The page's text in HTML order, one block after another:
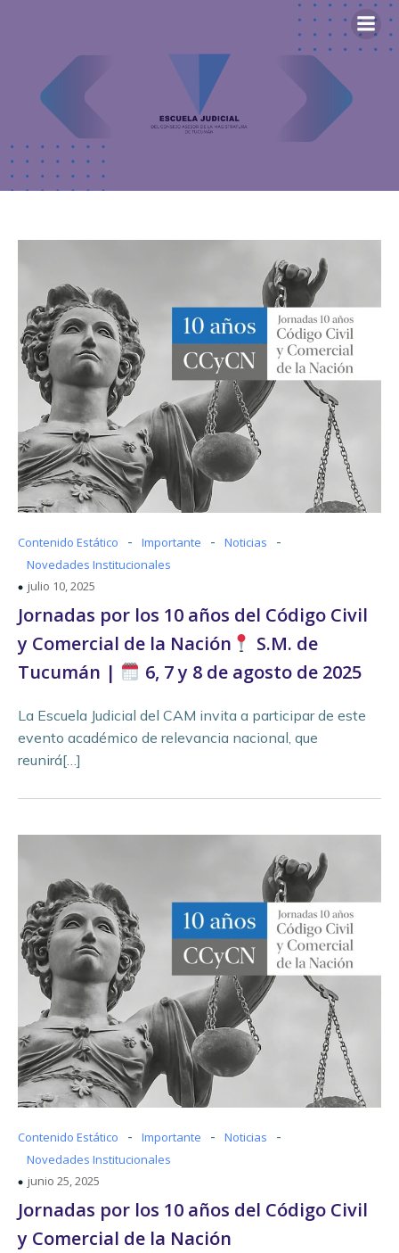
Contenido Estático - Importante - Noticias -
Novedades Institucionales
julio 10, 2025
Jornadas por los 10 años del Código Civil
y Comercial de la Nación
S.M. de
Tucumán |
6, 7 y 8 de agosto de 2025
La Escuela Judicial del CAM invita a participar de este
evento académico de relevancia nacional, que
reunirá[…]
Contenido Estático - Importante - Noticias -
Novedades Institucionales
junio 25, 2025
Jornadas por los 10 años del Código Civil
y Comercial de la Nación